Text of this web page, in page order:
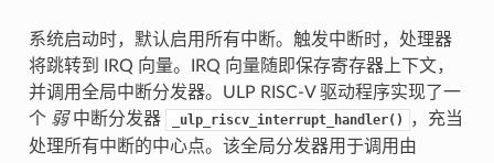
系统启动时，默认启用所有中断。触发中断时，处理器
将跳转到 IRQ 向量。IRQ 向量随即保存寄存器上下文，
并调用全局中断分发器。ULP RISC-V 驱动程序实现了一
个 弱中断分发器 _ulp_riscv_interrupt_handler()
，充当
处理所有中断的中心点。该全局分发器用于调用由